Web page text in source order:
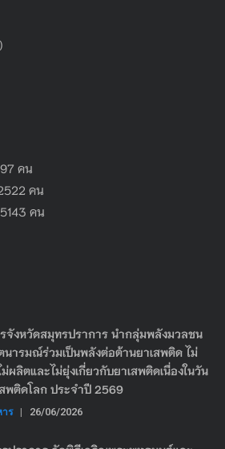
คน
คน
คน
จังหวัดสมุทรปราการ นำกลุ่มพลังมวลชน
นารมณ์ร่วมเป็นพลังต่อต้านยาเสพติด ไม่
ม่ผลิตและไม่ยุ่งเกี่ยวกับยาเสพติดเนื่องในวัน
พติดโลก ประจำปี 2569
ร | 26/06/2026